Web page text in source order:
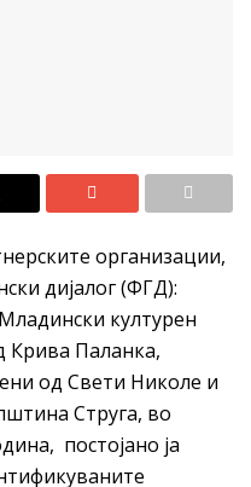
организации,
дијалог (ФГД):
културен
Крива Паланка,
од Свети Николе и
Струга, во
постојано ја